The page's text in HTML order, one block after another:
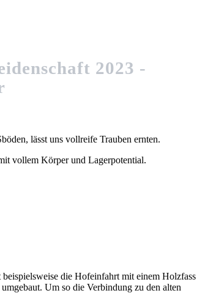
2023 -
lässt uns vollreife Trauben ernten.
vollem Körper und Lagerpotential.
die Hofeinfahrt mit einem Holzfass
Um so die Verbindung zu den alten